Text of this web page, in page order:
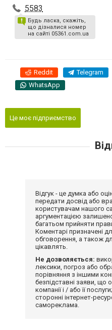
5583
Будь ласка, скажіть,
що дізналися номер
на сайті 05361.com.ua
Reddit Telegram
WhatsApp
Це моє підприємство
Відгук - це думка або
передати досвід або
користувачам нашого
аргументацією
багатьом прийняти
Коментарі призначені
обговорення, а також
цікавлять.
Не дозволяється:
лексики, погроз або
порівняння з іншими
безпідставні заяви, що
компанії і / або її
сторонні інтернет-
самореклама.